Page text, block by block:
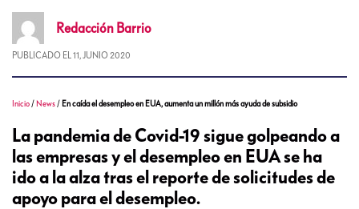
Redacción Barrio
PUBLICADO EL 11, JUNIO 2020
Inicio / News / En caída el desempleo en EUA, aumenta un millón más ayuda de subsidio
La pandemia de Covid-19 sigue golpeando a
las empresas y el desempleo en EUA se ha
ido a la alza tras el reporte de solicitudes de
apoyo para el desempleo.